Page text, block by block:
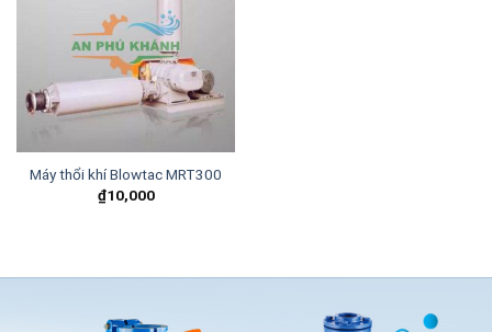
wishlist
Máy thổi khí Blowtac MRT300
₫10,000